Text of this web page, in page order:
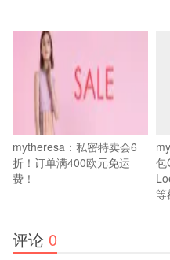
mytheresa：私密特卖会6
折！订单满400欧元免运
费！
包
等
评论 0